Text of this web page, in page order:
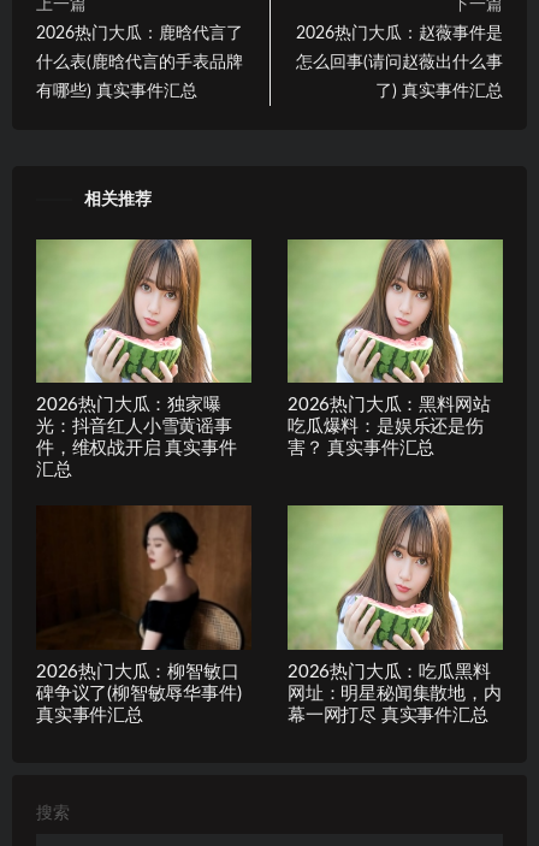
上一篇
2026热门大瓜：鹿晗代言了
什么表(鹿晗代言的手表品牌
有哪些) 真实事件汇总
下一篇
2026热门大瓜：赵薇事件是
怎么回事(请问赵薇出什么事
了) 真实事件汇总
相关推荐
2026热门大瓜：独家曝
光：抖音红人小雪黄谣事
件，维权战开启 真实事件
汇总
2026热门大瓜：黑料网站
吃瓜爆料：是娱乐还是伤
害？ 真实事件汇总
2026热门大瓜：柳智敏口
碑争议了(柳智敏辱华事件)
真实事件汇总
2026热门大瓜：吃瓜黑料
网址：明星秘闻集散地，内
幕一网打尽 真实事件汇总
搜索